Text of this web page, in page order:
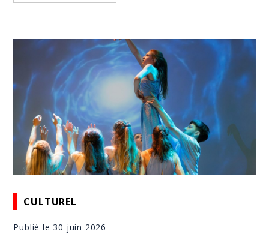
CULTUREL
Publié le 30 juin 2026